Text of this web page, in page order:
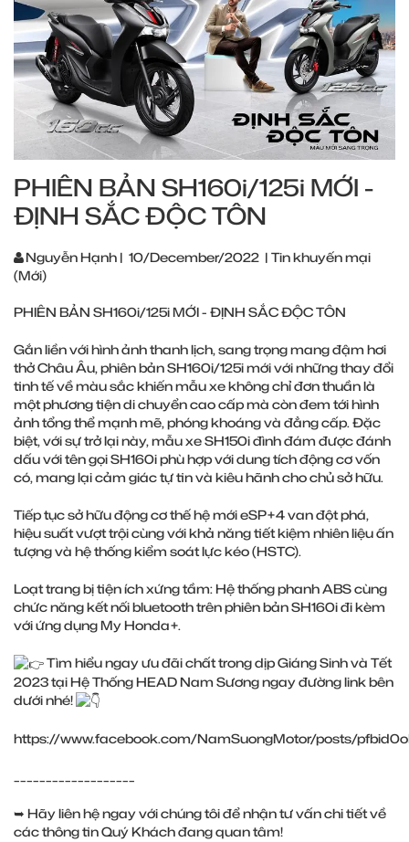
PHIÊN BẢN SH160i/125i MỚI -
ĐỊNH SẮC ĐỘC TÔN
Nguyễn Hạnh | 10/December/2022 | Tin khuyến mại
(Mới)
PHIÊN BẢN SH160i/125i MỚI - ĐỊNH SẮC ĐỘC TÔN
Gắn liền với hình ảnh thanh lịch, sang trọng mang đậm hơi
thở Châu Âu, phiên bản SH160i/125i mới với những thay đổi
tinh tế về màu sắc khiến mẫu xe không chỉ đơn thuần là
một phương tiện di chuyển cao cấp mà còn đem tới hình
ảnh tổng thể mạnh mẽ, phóng khoáng và đẳng cấp. Đặc
biệt, với sự trở lại này, mẫu xe SH150i đình đám được đánh
dấu với tên gọi SH160i phù hợp với dung tích động cơ vốn
có, mang lại cảm giác tự tin và kiêu hãnh cho chủ sở hữu.
Tiếp tục sở hữu động cơ thế hệ mới eSP+4 van đột phá,
hiệu suất vượt trội cùng với khả năng tiết kiệm nhiên liệu ấn
tượng và hệ thống kiểm soát lực kéo (HSTC).
Loạt trang bị tiện ích xứng tầm: Hệ thống phanh ABS cùng
chức năng kết nối bluetooth trên phiên bản SH160i đi kèm
với ứng dụng My Honda+.
Tìm hiểu ngay ưu đãi chất trong dịp Giáng Sinh và Tết
2023 tại Hệ Thống HEAD Nam Sương ngay đường link bên
dưới nhé!
https://www.facebook.com/NamSuongMotor/posts/
➥ Hãy liên hệ ngay với chúng tôi để nhận tư vấn chi tiết về
các thông tin Quý Khách đang quan tâm!